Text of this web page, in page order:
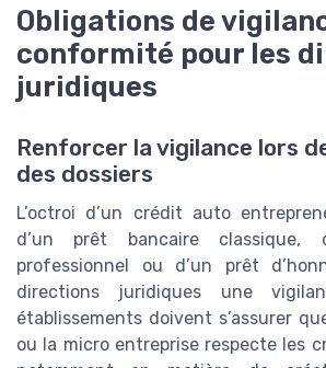
Obligations de
conformité pour les
juridiques
Renforcer la vigilance lors
des dossiers
L’octroi d’un crédit auto
d’un prêt bancaire classique,
professionnel ou d’un prêt
directions juridiques une
établissements doivent s’assurer
ou la micro entreprise respecte les